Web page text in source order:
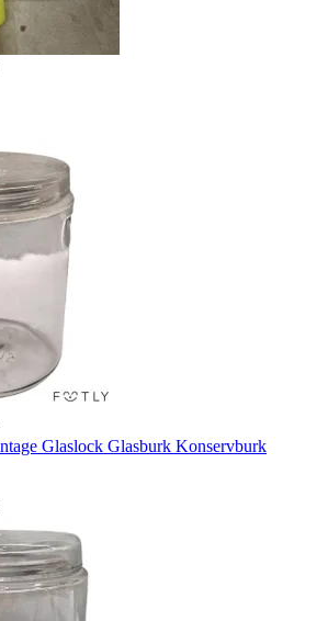
Glaslock Glasburk Konservburk